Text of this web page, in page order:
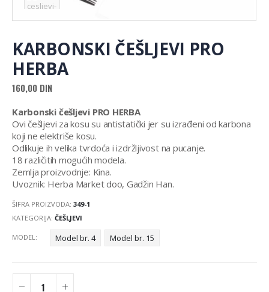
KARBONSKI ČEŠLJEVI PRO
HERBA
160,00 DIN
Karbonski češljevi PRO HERBA
Ovi češljevi za kosu su antistatički jer su izrađeni od karbona
koji ne elektriše kosu.
Odlikuje ih velika tvrdoća i izdržljivost na pucanje.
18 različitih mogućih modela.
Zemlja proizvodnje: Kina.
Uvoznik: Herba Market doo, Gadžin Han.
ŠIFRA PROIZVODA: 349-1
KATEGORIJA: ČEŠLJEVI
MODEL Model br. 4 Model br. 15